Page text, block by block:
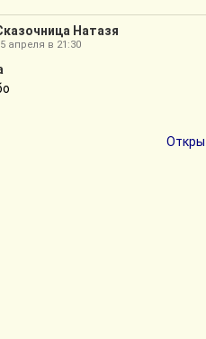
Натазя
апреля в 21:30